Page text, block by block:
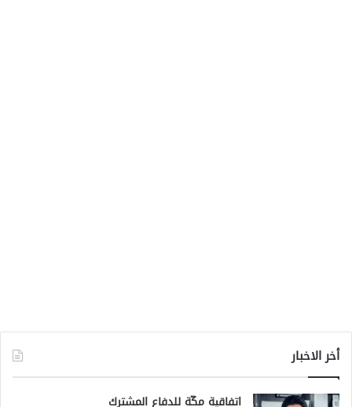
أخر الاخبار
اتفاقية مكّة للدفاع المشترك